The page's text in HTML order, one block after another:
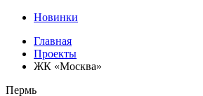
Новинки
Главная
Проекты
ЖК «Москва»
Пермь